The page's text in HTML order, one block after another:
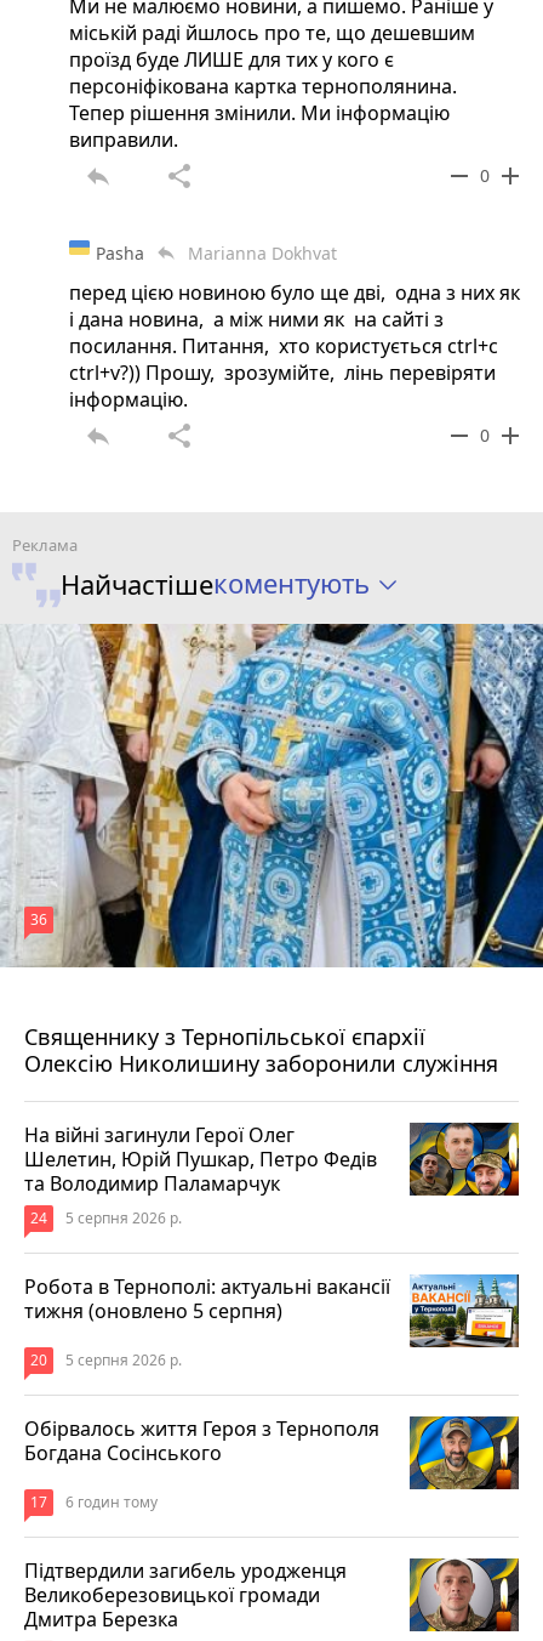
Ми не малюємо новини, а пишемо. Раніше у
міській раді йшлось про те, що дешевшим
проїзд буде ЛИШЕ для тих у кого є
персоніфікована картка тернополянина.
Тепер рішення змінили. Ми інформацію
виправили.
reply share remove 0 add
Pasha reply Marianna Dokhvat
перед цією новиною було ще дві, одна з них як
і дана новина, а між ними як на сайті з
посилання. Питання, хто користується ctrl+c
ctrl+v?)) Прошу, зрозумійте, лінь перевіряти
інформацію.
reply share remove 0 add
Найчастішекоментують
Священнику з Тернопільської єпархії
Олексію Николишину заборонили служіння
36
На війні загинули Герої Олег
Шелетин, Юрій Пушкар, Петро Федів
та Володимир Паламарчук
24 5 серпня 2026 р.
Робота в Тернополі: актуальні вакансії
тижня (оновлено 5 серпня)
20 5 серпня 2026 р.
Обірвалось життя Героя з Тернополя
Богдана Сосінського
17 6 годин тому
Підтвердили загибель уродженця
Великоберезовицької громади
Дмитра Березка